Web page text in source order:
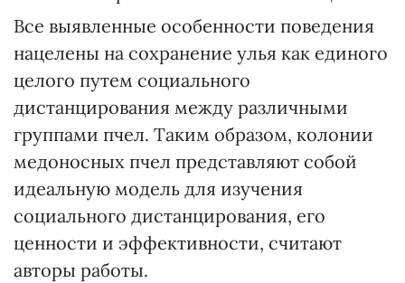
Все выявленные особенности поведения
нацелены на сохранение улья как единого
целого путем социального
дистанцирования между различными
группами пчел. Таким образом, колонии
медоносных пчел представляют собой
идеальную модель для изучения
социального дистанцирования, его
ценности и эффективности, считают
авторы работы.